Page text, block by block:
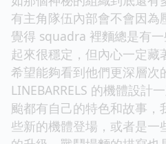
有主角隊伍內部會不會因為
覺得 squadra 裡麵總是有
起來很穩定，但內心一定藏
希望能夠看到他們更深層次
LINEBARRELS 的機體設計
颱都有自己的特色和故事，
些新的機體登場，或者是一